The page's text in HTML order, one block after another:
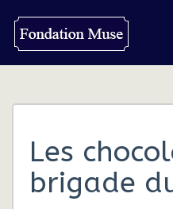
Les
brigade